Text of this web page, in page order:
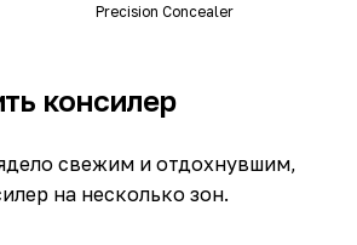
Precision Concealer
консилер
свежим и отдохнувшим,
на несколько зон.